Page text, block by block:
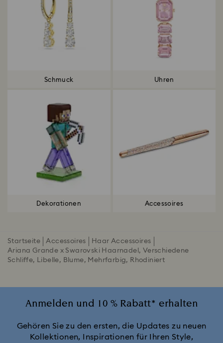
Schmuck Uhren
Dekorationen Accessoires
Startseite Accessoires
Haar Accessoires
Ariana Grande x Swarovski Haarnadel, Verschiedene
Schliffe, Libelle, Blume, Mehrfarbig, Rhodiniert
Anmelden und 10 % Rabatt* erhalten
Gehören Sie zu den ersten, die Updates zu neuen
Kollektionen, Inspirationen für Ihren Style,